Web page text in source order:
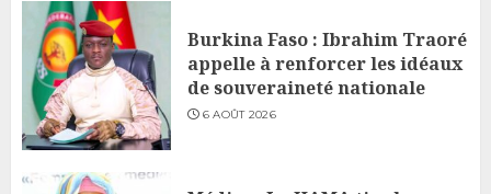
Burkina Faso : Ibrahim Traoré
appelle à renforcer les idéaux
de souveraineté nationale
6 AOÛT 2026